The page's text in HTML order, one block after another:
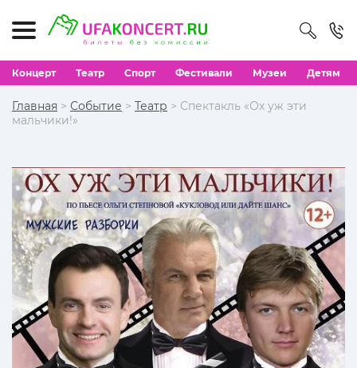
Концерт Театр Спорт Фестивали Музеи Детям
Главная > Событие > Театр > Спектакль «Ох уж эти
мальчики!»